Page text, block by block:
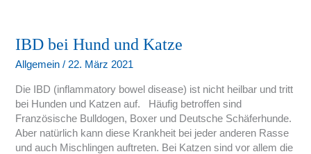
IBD bei Hund und Katze
Allgemein /22. März 2021
Die IBD (inflammatory bowel disease) ist nicht heilbar und tritt
bei Hunden und Katzen auf. Häufig betroffen sind
Französische Bulldogen, Boxer und Deutsche Schäferhunde.
Aber natürlich kann diese Krankheit bei jeder anderen Rasse
und auch Mischlingen auftreten. Bei Katzen sind vor allem die
Hund
Katze